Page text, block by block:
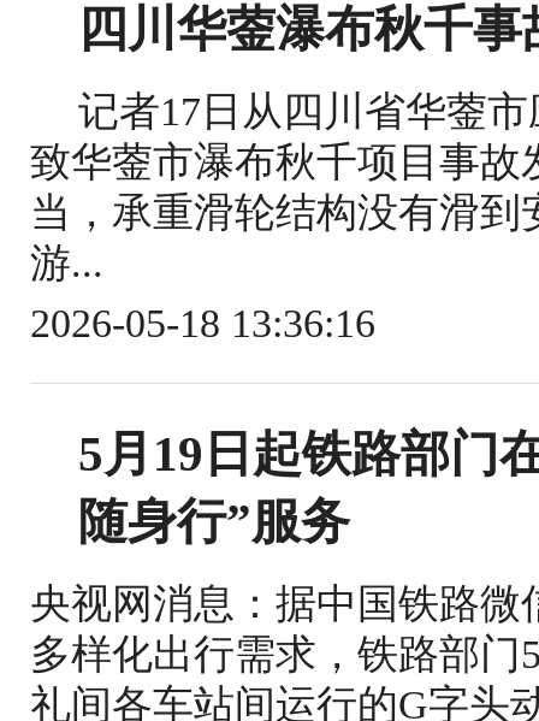
四川华蓥瀑布秋千
记者17日从四川省华蓥
致华蓥市瀑布秋千项目事
当，承重滑轮结构没有滑
游...
2026-05-18 13:36:16
5月19日起铁路部门
随身行”服务
央视网消息：据中国铁路
多样化出行需求，铁路部门
礼间各车站间运行的G字头